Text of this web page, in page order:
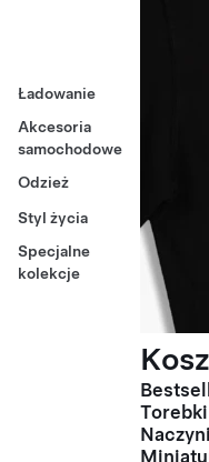
Ładowanie
Akcesoria
samochodowe
Odzież
Styl życia
Specjalne
kolekcje
Torebki